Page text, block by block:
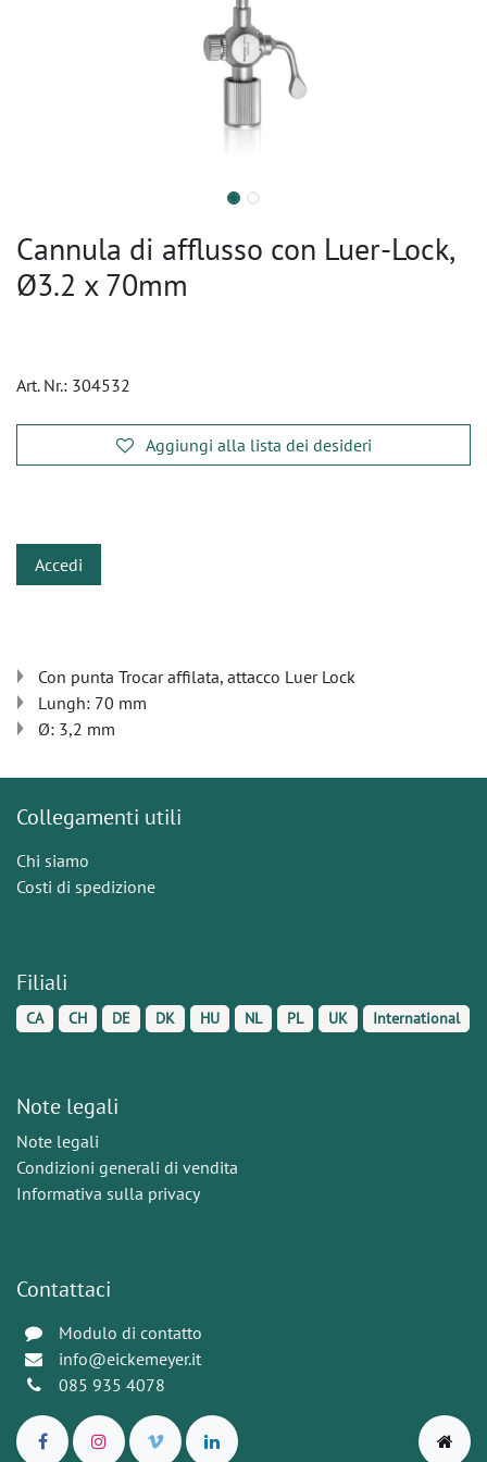
Cannula di afflusso con Luer-Lock,
Ø3.2 x 70mm
Art. Nr.: 304532
Aggiungi alla lista dei desideri
Accedi
Con punta Trocar affilata, attacco Luer Lock
Lungh: 70 mm
Ø: 3,2 mm
Collegamenti utili
Chi siamo
Costi di spedizione
Filiali
CA CH DE DK HU NL PL UK International
Note legali
Note legali
Condizioni generali di vendita
Informativa sulla privacy
Contattaci
Modulo di contatto
info@eickemeyer.it
085 935 4078